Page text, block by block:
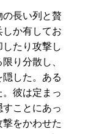
長い列と贅
か有してお
たり攻撃し
り分散し、
した。ある
彼は定まっ
ことにあっ
をかわせた